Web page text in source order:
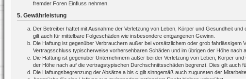
fremder Foren Einfluss nehmen.
5. Gewährleistung
Der Betreiber haftet mit Ausnahme der Verletzung von Leben, Körper und Gesundheit
gilt auch für mittelbare Folgeschäden wie insbesondere entgangenen Gewinn.
Die Haftung ist gegenüber Verbrauchern außer bei vorsätzlichem oder grob
Vertragsschluss typischerweise vorhersehbaren Schäden und im übrigen der Höhe
Die Haftung ist gegenüber Unternehmern außer bei der Verletzung von Leben, Körper
der Höhe nach auf die vertragstypischen Durchschnittsschäden begrenzt. Dies gilt auch
Die Haftungsbegrenzung der Absätze a bis c gilt sinngemäß auch zugunsten der